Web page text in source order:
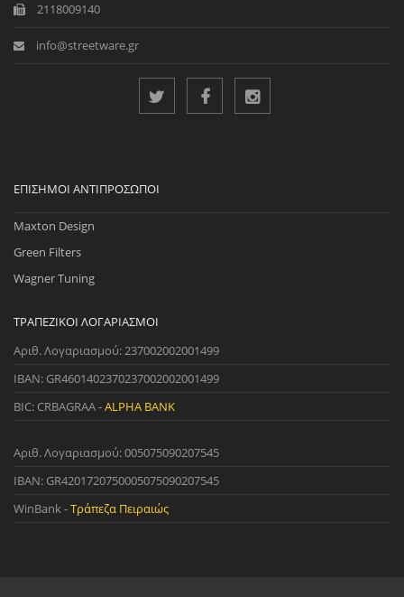
2118009140
info@streetware.gr
ΕΠΊΣΗΜΟΙ ΑΝΤΙΠΡΌΣΩΠΟΙ
Maxton Design
Green Filters
Wagner Tuning
ΤΡΑΠΕΖΙΚΟΊ ΛΟΓΑΡΙΑΣΜΟΊ
Αριθ. Λογαριασμού: 237002002001499
IBAN: GR4601402370237002002001499
BIC: CRBAGRAA -ALPHA BANK
Αριθ. Λογαριασμού: 005075090207545
IBAN: GR4201720750005075090207545
WinBank -Τράπεζα Πειραιώς